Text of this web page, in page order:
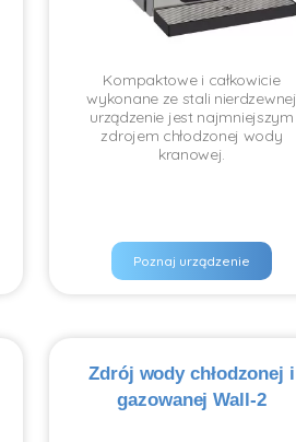
Kompaktowe i całkowicie
wykonane ze stali nierdzewnej
urządzenie jest najmniejszym
zdrojem chłodzonej wody
kranowej.
Poznaj urządzenie
Zdrój wody chłodzonej i
gazowanej Wall-2